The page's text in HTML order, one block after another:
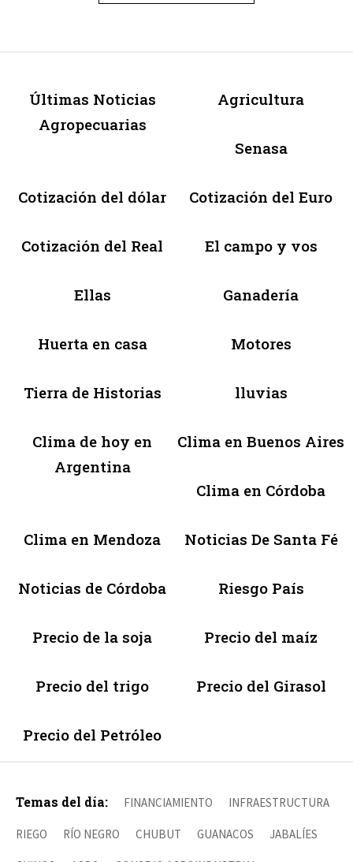
Últimas Noticias
Agropecuarias
Agricultura
Senasa
Cotización del dólar Cotización del Euro
Cotización del Real El campo y vos
Ellas Ganadería
Huerta en casa Motores
Tierra de Historias lluvias
Clima de hoy en
Argentina
Clima en Buenos Aires
Clima en Córdoba
Clima en Mendoza Noticias De Santa Fé
Noticias de Córdoba Riesgo País
Precio de la soja Precio del maíz
Precio del trigo Precio del Girasol
Precio del Petróleo
Temas del día: FINANCIAMIENTO INFRAESTRUCTURA
RIEGO RÍO NEGRO CHUBUT GUANACOS JABALÍES